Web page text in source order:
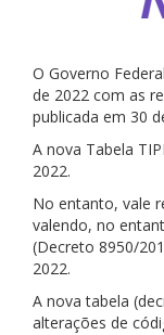
O Governo
de 2022 com as
publicada em 30
A nova Tabela
2022.
No entanto, vale
valendo, no
(Decreto 8950/
2022.
A nova tabela
alterações de